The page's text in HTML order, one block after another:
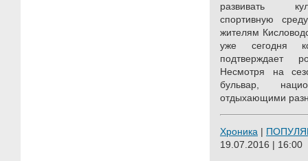
развивать
спортивную
жителям
уже сегодня
подтверждает
Несмотря на
бульвар,
отдыхающими
Хроника |
19.07.2016 | 16:00